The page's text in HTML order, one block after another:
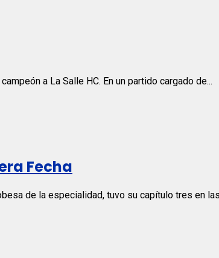
a La Salle HC. En un partido cargado de...
Fecha
de la especialidad, tuvo su capítulo tres en